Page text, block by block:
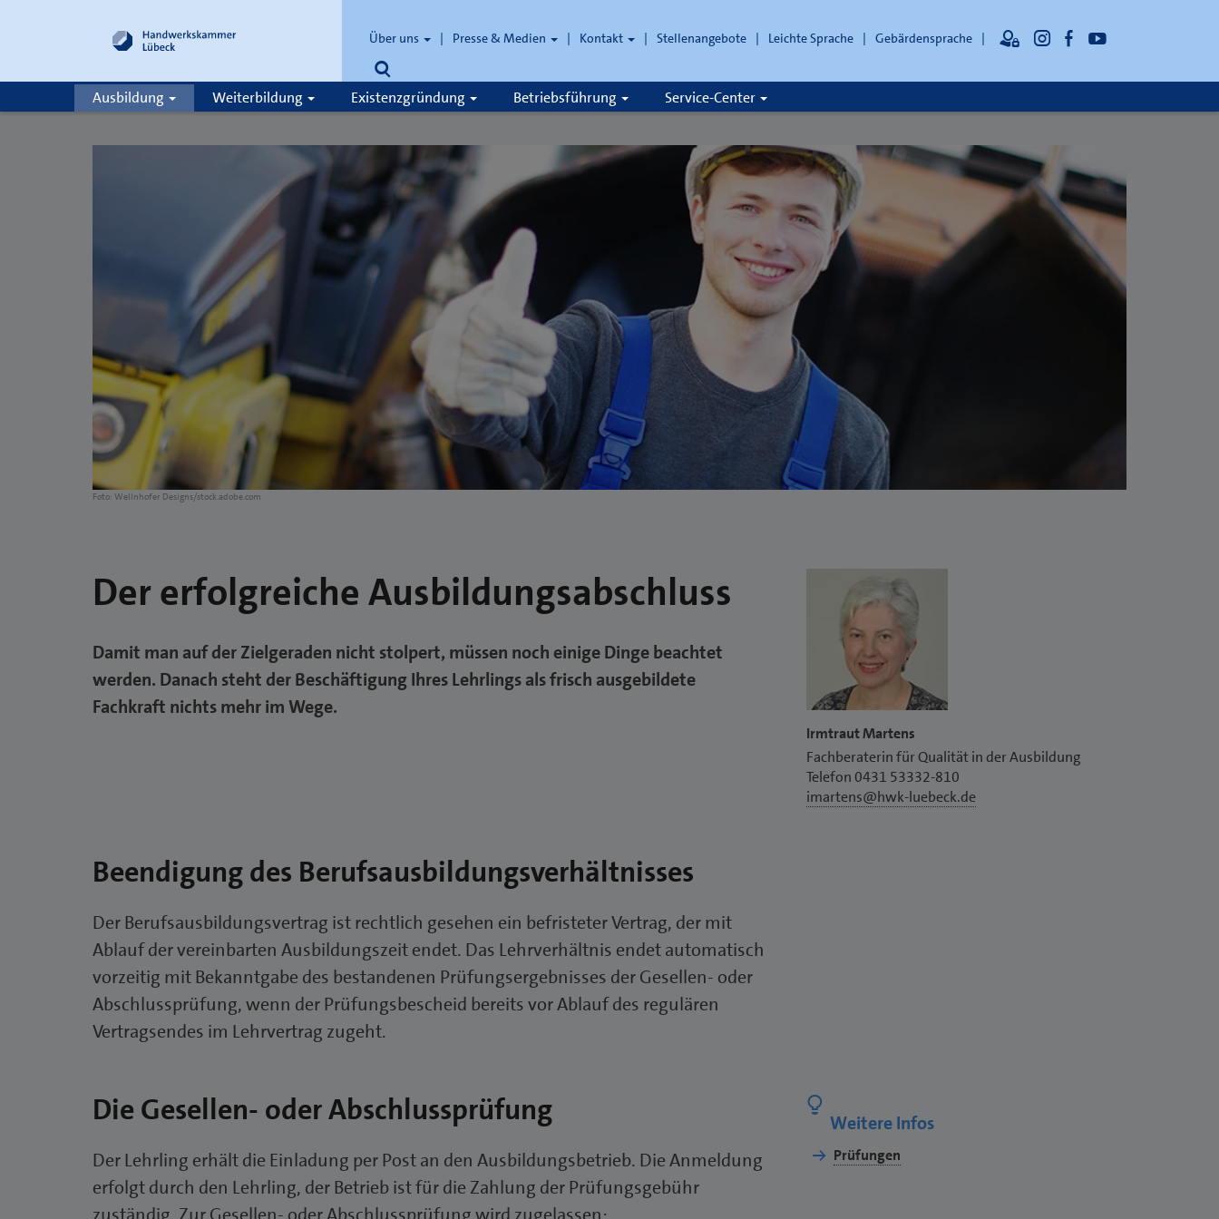
Über uns Presse & Medien Kontakt Stellenangebote Leichte Sprache
Gebärdensprache
Ausbildung Weiterbildung Existenzgründung Betriebsführung Service-Center
Foto: Wellnhofer Designs/stock.adobe.com
Der erfolgreiche Ausbildungsabschluss
Damit man auf der Zielgeraden nicht stolpert, müssen noch einige Dinge beachtet
werden. Danach steht der Beschäftigung Ihres Lehrlings als frisch ausgebildete
Fachkraft nichts mehr im Wege.
Irmtraut Martens
Fachberaterin für Qualität in der Ausbildung
Telefon 0431 53332-810
imartens@hwk-luebeck.de
Beendigung des Berufsausbildungsverhältnisses
Der Berufsausbildungsvertrag ist rechtlich gesehen ein befristeter Vertrag, der mit
Ablauf der vereinbarten Ausbildungszeit endet. Das Lehrverhältnis endet automatisch
vorzeitig mit Bekanntgabe des bestandenen Prüfungsergebnisses der Gesellen- oder
Abschlussprüfung, wenn der Prüfungsbescheid bereits vor Ablauf des regulären
Vertragsendes im Lehrvertrag zugeht.
Die Gesellen- oder Abschlussprüfung
Der Lehrling erhält die Einladung per Post an den Ausbildungsbetrieb. Die Anmeldung
erfolgt durch den Lehrling, der Betrieb ist für die Zahlung der Prüfungsgebühr
Weitere Infos
Prüfungen